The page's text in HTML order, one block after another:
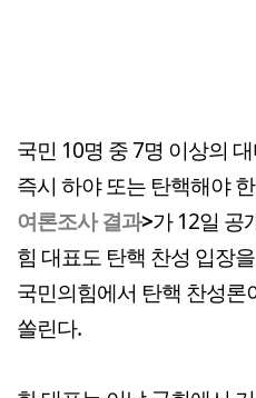
국민 10명 중 7명 이상의
즉시 하야 또는 탄핵해야
여론조사 결과>가 12일 공
힘 대표도 탄핵 찬성 입장
국민의힘에서 탄핵 찬성론
쏠린다.